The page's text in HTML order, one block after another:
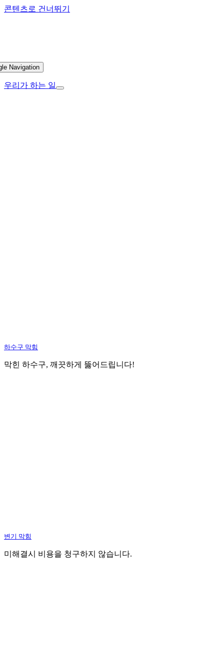
콘텐츠로 건너뛰기
Navigation
우리가 하는 일
하수구 막힘
막힌 하수구, 깨끗하게 뚫어드립니다!
변기 막힘
미해결시 비용을 청구하지 않습니다.